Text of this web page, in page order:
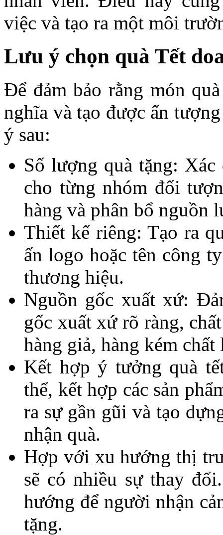
việc và tạo ra một môi
Lưu ý chọn quà Tết
Để đảm bảo rằng món
nghĩa và tạo được ấn
ý sau:
Số lượng quà tặng:
cho từng nhóm đối
hàng và phân bổ nguồn
Thiết kế riêng: Tạo ra
ấn logo hoặc tên công
thương hiệu.
Nguồn gốc xuất xứ:
gốc xuất xứ rõ ràng,
hàng giả, hàng kém
Kết hợp ý tưởng quà
thể, kết hợp các sản
ra sự gần gũi và tạo
nhận quà.
Hợp với xu hướng thị
sẽ có nhiều sự thay
hướng để người nhận
tặng.